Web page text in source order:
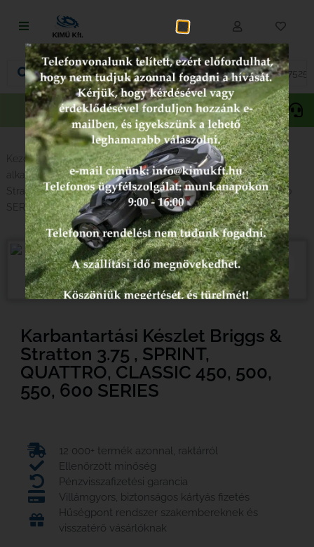
Fűnyírás
Vágás és fűrészelés
Akkumulátoros termékek
Talajápolás és tisztítás
Alkatrészek
Kenőanyagok és kannák
Védőfelszerelés
Tartozékok és kiegészítők
Akciós
termékek
Gepida Oregon
Kezdőlap/ Alkatrészek típus szerint/Briggs & Stratton
alkatrészek/karbantartás/ Karbantartási készlet Briggs &
Stratton 3.75 , SPRINT, QUATTRO, CLASSIC 450, 500, 550, 600
SERIES
Karbantartási Készlet Briggs &
Stratton 3.75 , SPRINT,
QUATTRO, CLASSIC 450, 500,
550, 600 SERIES
12 000+ termék azonnal, raktárról
Ellenőrzött minőség
Pénzvisszafizetési garancia
Villámgyors, biztonságos kártyás fizetés
Hűségpont rendszer szakembereknek és
visszatérő vásárlóknak